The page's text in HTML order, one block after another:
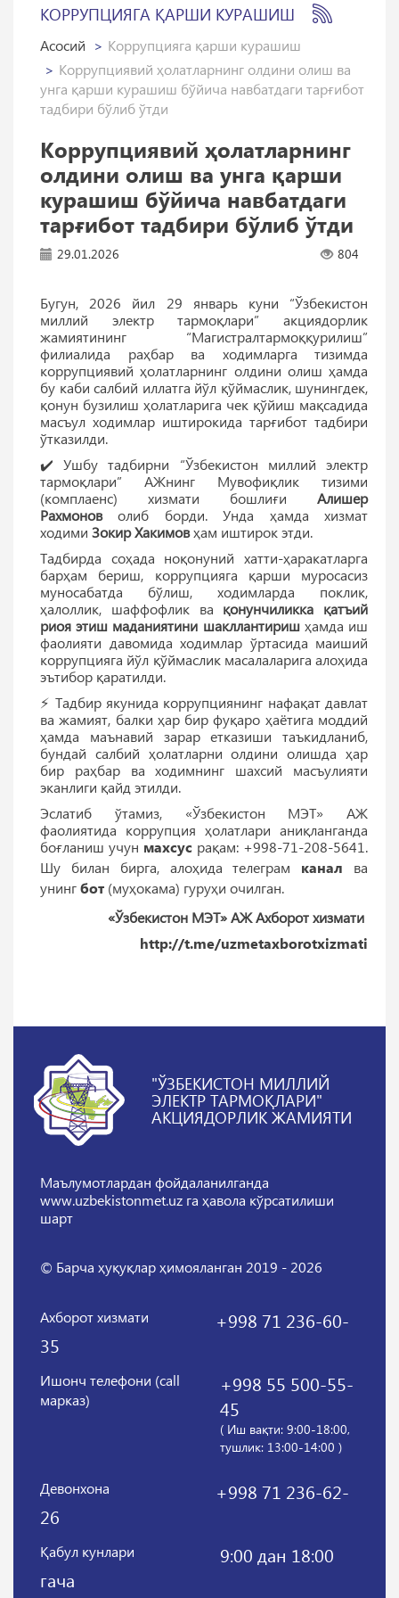
КОРРУПЦИЯГА ҚАРШИ КУРАШИШ
Асосий
Коррупцияга қарши курашиш
Коррупциявий ҳолатларнинг олдини олиш ва
унга қарши курашиш бўйича навбатдаги тарғибот
тадбири бўлиб ўтди
Коррупциявий ҳолатларнинг
олдини олиш ва унга қарши
курашиш бўйича навбатдаги
тарғибот тадбири бўлиб ўтди
29.01.2026 804
Бугун, 2026 йил 29 январь куни “Ўзбекистон
миллий электр тармоқлари” акциядорлик
жамиятининг “Магистралтармоққурилиш”
филиалида раҳбар ва ходимларга тизимда
коррупциявий ҳолатларнинг олдини олиш ҳамда
бу каби салбий иллатга йўл қўймаслик, шунингдек,
қонун бузилиш ҳолатларига чек қўйиш мақсадида
масъул ходимлар иштирокида тарғибот тадбири
ўтказилди.
✔️ Ушбу тадбирни “Ўзбекистон миллий электр
тармоқлари” АЖнинг Мувофиқлик тизими
(комплаенс) хизмати бошлиғи Алишер
Рахмоноволиб борди. Унда ҳамда хизмат
ходими Зокир Хакимовҳам иштирок этди.
Тадбирда соҳада ноқонуний хатти-ҳаракатларга
барҳам бериш, коррупцияга қарши муросасиз
муносабатда бўлиш, ходимларда поклик,
ҳалоллик, шаффофлик ва қонунчиликка қатъий
риоя этиш маданиятини шакллантиришҳамда иш
фаолияти давомида ходимлар ўртасида маиший
коррупцияга йўл қўймаслик масалаларига алоҳида
эътибор қаратилди.
⚡️ Тадбир якунида коррупциянинг нафақат давлат
ва жамият, балки ҳар бир фуқаро ҳаётига моддий
ҳамда маънавий зарар етказиши таъкидланиб,
бундай салбий ҳолатларни олдини олишда ҳар
бир раҳбар ва ходимнинг шахсий масъулияти
эканлиги қайд этилди.
Эслатиб ўтамиз, «Ўзбекистон МЭТ» АЖ
фаолиятида коррупция ҳолатлари аниқланганда
боғланиш учун махсус рақам: +998-71-208-5641.
Шу билан бирга, алоҳида телеграм канал ва
унингбот (муҳокама) гуруҳи очилган.
«Ўзбекистон МЭТ» АЖ Ахборот хизмати
http://t.me/uzmetaxborotxizmati
"ЎЗБЕКИСТОН МИЛЛИЙ
ЭЛЕКТР ТАРМОҚЛАРИ"
АКЦИЯДОРЛИК ЖАМИЯТИ
Маълумотлардан фойдаланилганда
www.uzbekistonmet.uz га ҳавола кўрсатилиши
шарт
© Барча ҳуқуқлар ҳимояланган 2019 - 2026
Ахборот хизмати
+998 71 236-60-
35
Ишонч телефони (call
марказ)
+998 55 500-55-
45
( Иш вақти: 9:00-18:00,
тушлик: 13:00-14:00 )
Девонхона
+998 71 236-62-
26
Қабул кунлари
9:00 дан 18:00
гача